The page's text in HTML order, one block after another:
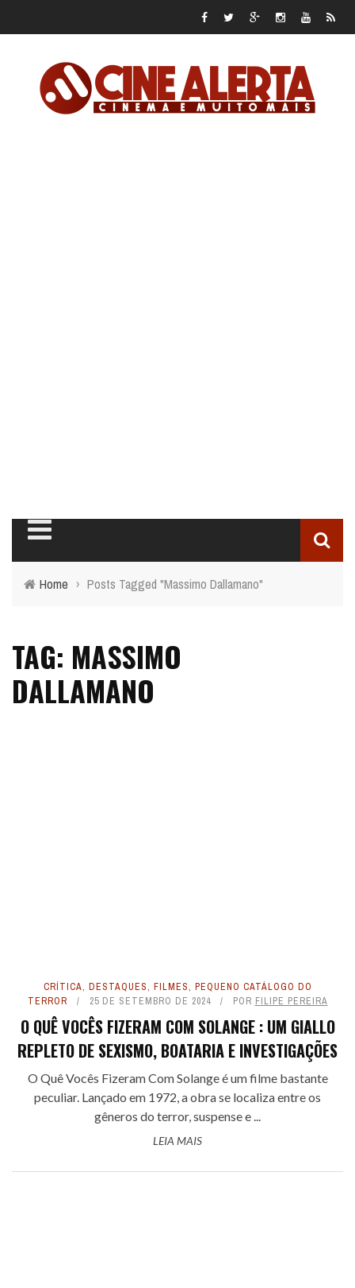
Home › Posts Tagged "Massimo Dallamano"
TAG: MASSIMO
DALLAMANO
CRÍTICA, DESTAQUES, FILMES, PEQUENO CATÁLOGO DO
TERROR
25 DE SETEMBRO DE 2024 POR FILIPE PEREIRA
O QUÊ VOCÊS FIZERAM COM SOLANGE : UM GIALLO
REPLETO DE SEXISMO, BOATARIA E INVESTIGAÇÕES
O Quê Vocês Fizeram Com Solange é um filme bastante
peculiar. Lançado em 1972, a obra se localiza entre os
gêneros do terror, suspense e ...
LEIA MAIS